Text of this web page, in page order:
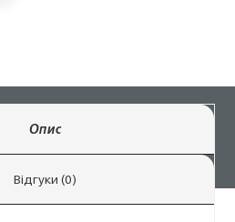
Опис
Відгуки (0)